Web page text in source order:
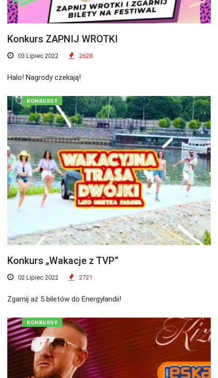
Konkurs ZAPNIJ WROTKI
03 Lipiec 2022 2628
Halo! Nagrody czekają!
KONKURSY
Konkurs „Wakacje z TVP”
02 Lipiec 2022 2721
Zgarnij aż 5 biletów do Energylandii!
KONKURSY